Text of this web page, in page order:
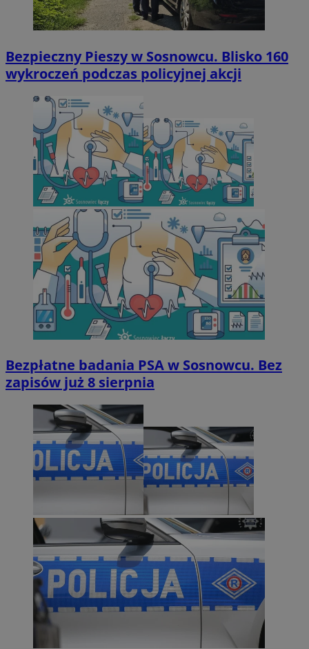
Bezpieczny Pieszy w Sosnowcu. Blisko 160
wykroczeń podczas policyjnej akcji
Bezpłatne badania PSA w Sosnowcu. Bez
zapisów już 8 sierpnia